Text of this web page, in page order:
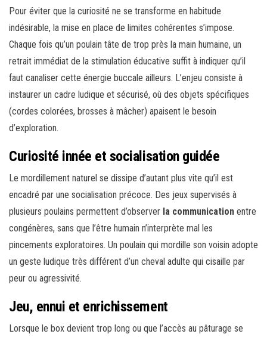
Pour éviter que la curiosité ne se transforme en habitude
indésirable, la mise en place de limites cohérentes s’impose.
Chaque fois qu’un poulain tâte de trop près la main humaine, un
retrait immédiat de la stimulation éducative suffit à indiquer qu’il
faut canaliser cette énergie buccale ailleurs. L’enjeu consiste à
instaurer un cadre ludique et sécurisé, où des objets spécifiques
(cordes colorées, brosses à mâcher) apaisent le besoin
d’exploration.
Curiosité innée et socialisation guidée
Le mordillement naturel se dissipe d’autant plus vite qu’il est
encadré par une socialisation précoce. Des jeux supervisés à
plusieurs poulains permettent d’observer la communication entre
congénères, sans que l’être humain n’interprète mal les
pincements exploratoires. Un poulain qui mordille son voisin adopte
un geste ludique très différent d’un cheval adulte qui cisaille par
peur ou agressivité.
Jeu, ennui et enrichissement
Lorsque le box devient trop long ou que l’accès au pâturage se